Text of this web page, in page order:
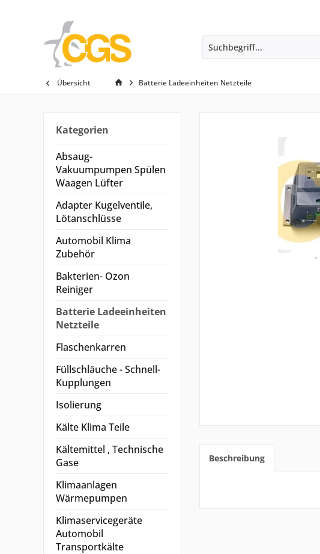
Übersicht Batterie Ladeeinheiten Netzteile
Kategorien
Absaug-
Vakuumpumpen Spülen
Waagen Lüfter
Adapter Kugelventile,
Lötanschlüsse
Automobil Klima
Zubehör
Bakterien- Ozon
Reiniger
Batterie Ladeeinheiten
Netzteile
Flaschenkarren
Füllschläuche - Schnell-
Kupplungen
Isolierung
Kälte Klima Teile
Kältemittel , Technische
Gase
Klimaanlagen
Wärmepumpen
Klimaservicegeräte
Automobil
Transportkälte
Beschreibung